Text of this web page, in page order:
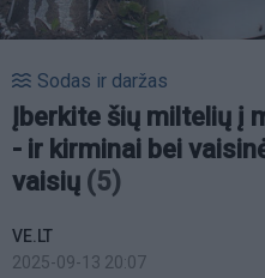
Sodas ir daržas
Įberkite šių miltelių į
- ir kirminai bei
vaisių (5)
VE.LT
2025-09-13 20:07